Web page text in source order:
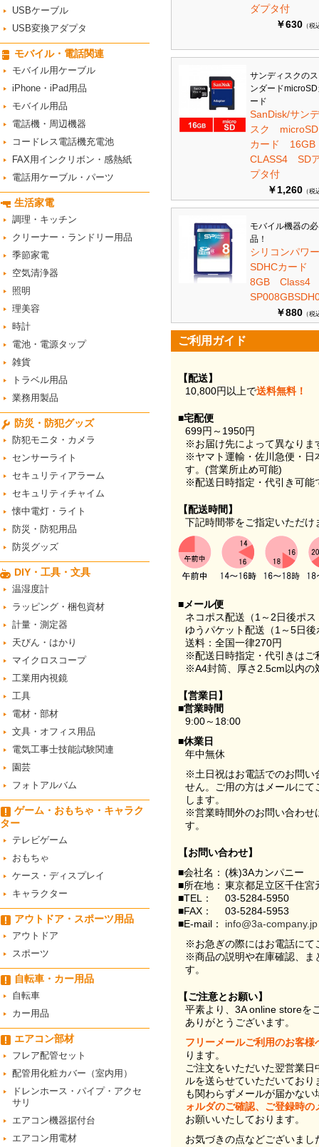
USBケーブル
USB変換アダプタ
モバイル・電話関連
モバイル用ケーブル
iPhone・iPad用品
モバイル用品
電話機・周辺機器
コードレス電話機充電池
FAX用インクリボン・感熱紙
電話用ケーブル・パーツ
生活家電
調理・キッチン
クリーナー・ランドリー用品
季節家電
空気清浄器
照明
理美容
時計
電池・電源タップ
雑貨
トラベル用品
業務用製品
防災・防犯グッズ
防犯モニタ・カメラ
センサーライト
セキュリティアラーム
セキュリティチャイム
懐中電灯・ライト
防災・防犯用品
防災グッズ
DIY・工具・文具
温湿度計
ラッピング・梱包資材
計量・測定器
天びん・はかり
マイクロスコープ
工業用内視鏡
工具
電材・部材
文具・オフィス用品
電気工事士技能試験関連
園芸
フォトアルバム
ゲーム・おもちゃ・キャラク
ター
テレビゲーム
おもちゃ
ケース・ディスプレイ
キャラクター
アウトドア・スポーツ用品
アウトドア
スポーツ
自転車・カー用品
自転車
カー用品
エアコン部材
フレア配管セット
配管用化粧カバー（室内用）
ドレンホース・パイプ・アクセ
サリ
エアコン機器据付台
エアコン用電材
ダプタ付
￥630 （税
サンディスクの
ンダード
ード
SanDisk/サン
スク
カード
CLASS4 SD
プタ付
￥1,260 （税
モバイル機器の
品！
シリコンパ
SDHCカード
8GB
￥880 （税
ご利用ガイド
【配送】
10,800円以上で送料無料！
■宅配便
699円～1950円
※お届け先によって異なりま
※ヤマト運輸・佐川急便・日
す。(営業所止め可能)
※配送日時指定・代引き可能
【配送時間】
下記時間帯をご指定いただけ
■メール便
ネコポス配送（1～2日後ポ
ゆうパケット配送（1～5日
送料：全国一律270円
※配送日時指定・代引きはご
※A4封筒、厚さ2.5cm以内の
【営業日】
■営業時間
9:00～18:00
■休業日
年中無休
※土日祝はお電話でのお問い
せん。ご用の方はメールに
します。
※営業時間外のお問い合わせ
す。
【お問い合わせ】
■会社名： (株)3Aカンパニー
■所在地： 東京都足立区千住
■TEL：
03-5284-5950
■FAX：
03-5284-5953
■E-mail：
info@3a-company.jp
※お急ぎの際にはお電話にて
※商品の説明や在庫確認、ま
す。
【ご注意とお願い】
平素より、3A online storeを
ありがとうございます。
フリーメールご利用のお客様
ります。
ご注文をいただいた翌営業
ルを送らせていただいてお
も関わらずメールが届かない
ォルダのご確認、ご登録時
お願いいたしております。
お気づきの点などございま